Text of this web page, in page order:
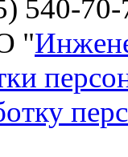
540-
"